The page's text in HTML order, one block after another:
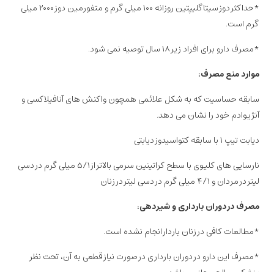
*حداکثر دوز سیتاگلیپتین روزانه ۱۰۰ میلی گرم و متفورمین دوز ۲۰۰۰ میلی
گرم است.
*مصرف دارو برای افراد زیر ۱۸ سال توصیه نمی شود.
موارد منع مصرف:
سابقه حساسیت که به شکل علائمی همچون واکنش های آنافیلاکسی و
آنژیوادم خود را نشان می دهد.
دیابت تیپ ۱ با سابقه کتواسیدوز دیابتی
نارسایی های کلیوی با سطح کراتینین سرمی بالاتر از ۵/۱ میلی گرم در دسی
لیتر در مردان و ۴/۱ میلی گرم در دسی لیتر در زنان
مصرف در دوران بارداری و شیردهی:
*مطالعات کافی در زنان باردار انجام نشده است.
*مصرف این دارو در دوران بارداری در صورت نیاز قطعی به آن، تحت نظر